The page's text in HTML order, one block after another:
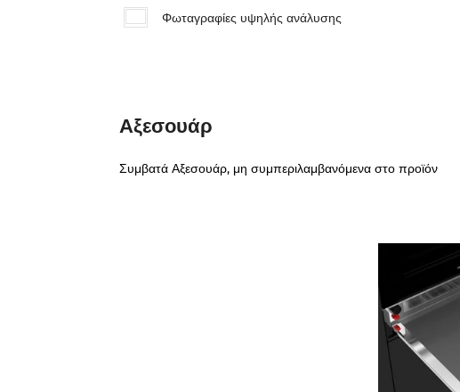
Φωταγραφίες υψηλής ανάλυσης
Αξεσουάρ
Συμβατά Αξεσουάρ, μη συμπεριλαμβανόμενα στο προϊόν